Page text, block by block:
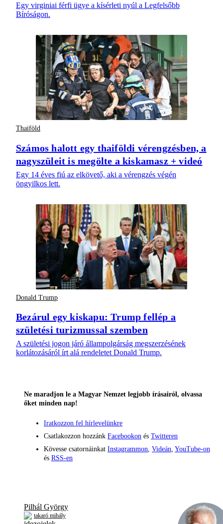
Egy virginiai férfi ügye a kísérleti nyúl a Legfelsőbb
Bíróságon.
Thaiföld
Számos halott egy thaiföldi vérengzésben, a
nagyszüleit is megölte a kiskamasz + videó
Egy 14 éves fiú az elkövető, aki a vérengzés végén
öngyilkos lett.
Donald Trump
Bezárul egy kiskapu: Trump fellép a
születési turizmussal szemben
A születési jogon járó állampolgárság megszerzésének
korlátozásáról írt alá rendeletet Donald Trump.
Ne maradjon le a Magyar Nemzet legjobb írásairól, olvassa
őket minden nap!
Iratkozzon fel hírlevelünkre
Csatlakozzon hozzánk Facebookon és Twitteren
Kövesse csatornáinkat Instagrammon, Videán, YouTube-on
és RSS-en
Pilhál György
takaró mihály